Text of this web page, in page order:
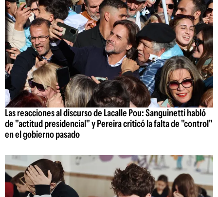
Las reacciones al discurso de Lacalle Pou: Sanguinetti habló
de "actitud presidencial" y Pereira criticó la falta de "control"
en el gobierno pasado